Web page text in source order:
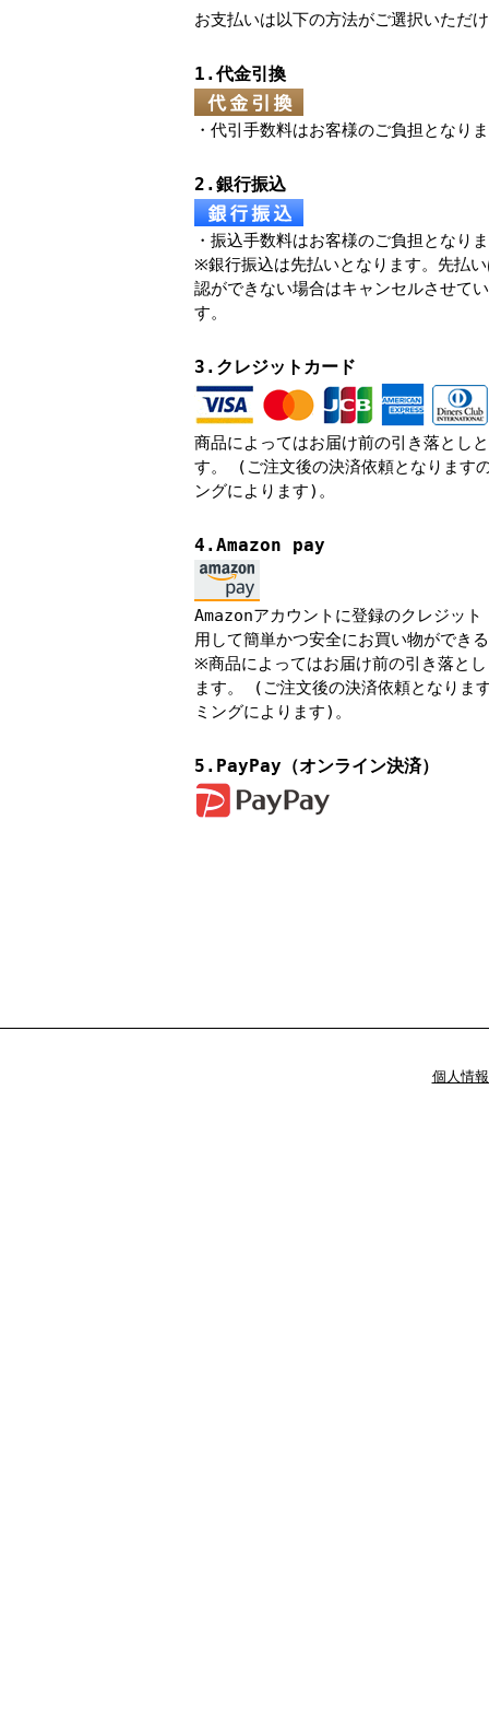
お支払いは以下の方法がご選択いただ
1.代金引換
・代引手数料はお客様のご負担となり
2.銀行振込
・振込手数料はお客様のご負担となり
※銀行振込は先払いとなります。先払
認ができない場合はキャンセルさせて
す。
3.クレジットカード
商品によってはお届け前の引き落とし
す。 (ご注文後の決済依頼となります
ングによります)。
4.Amazon pay
Amazonアカウントに登録のクレジッ
用して簡単かつ安全にお買い物ができ
※商品によってはお届け前の引き落と
ます。 (ご注文後の決済依頼となりま
ミングによります)。
5.PayPay（オンライン決済）
個人情